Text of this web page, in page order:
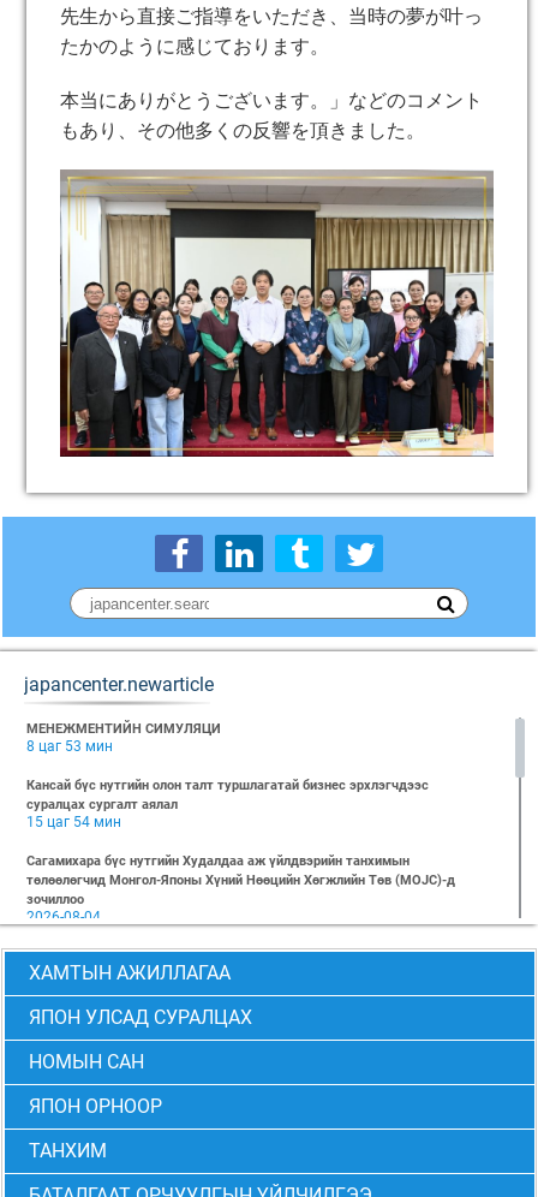
先生から直接ご指導をいただき、当時の夢が叶っ
たかのように感じております。
本当にありがとうございます。」などのコメント
もあり、その他多くの反響を頂きました。
japancenter.newarticle
МЕНЕЖМЕНТИЙН СИМУЛЯЦИ
8 цаг 53 мин
Кансай бүс нутгийн олон талт туршлагатай бизнес эрхлэгчдээс
суралцах сургалт аялал
15 цаг 54 мин
Сагамихара бүс нутгийн Худалдаа аж үйлдвэрийн танхимын
төлөөлөгчид Монгол-Японы Хүний Нөөцийн Хөгжлийн Төв (MOJC)-д
зочиллоо
2026-08-04
"БИЗНЕС БА ХҮНИЙ ЭРХ" Нээлттэй семинарын бүртгэл эхэллээ
2026-07-28
Global Value Chain Бизнесийн практик сургалт
2026 БИЗНЕСИЙН ҮНДСЭН СУРГАЛТ-PMP АНГИ 29 дэх элсэлт
2026-07-08
2026 БИЗНЕСИЙН ҮНДСЭН СУРГАЛТ-УДИРДЛАГЫН АНГИ 29 дэх элсэлт
2026-07-06
МОНГОЛ-ЯПОНЫ ТӨВИЙН БИЗНЕСИЙН ҮНДСЭН СУРГАЛТЫН 28 ДАХЬ
ХАМТЫН АЖИЛЛАГАА
ЯПОН УЛСАД СУРАЛЦАХ
НОМЫН САН
ЯПОН ОРНООР
ТАНХИМ